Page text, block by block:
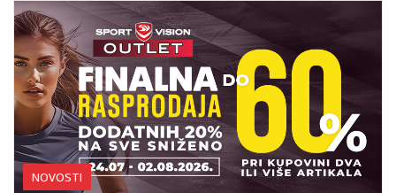
NOVOSTI